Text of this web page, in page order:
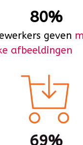
80%
geven
afbeeldingen
69%